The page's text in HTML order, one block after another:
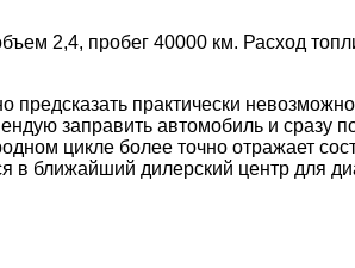
2,4, пробег 40000 км. Расход
предсказать практически
заправить автомобиль и сразу
цикле более точно отражает
в ближайший дилерский центр для